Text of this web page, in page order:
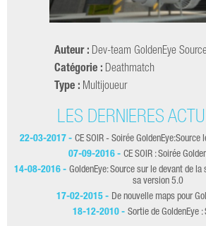
Auteur : Dev-team GoldenEye
Catégorie : Deathmatch
Type : Multijoueur
LES DERNIÈRES
22-03-2017 - CE SOIR - Soirée
07-09-2016 - CE SOIR : Soirée
14-08-2016 - GoldenEye: Source sur le devant de
sa version 5.0
17-02-2015 - De nouvelle maps pour
18-12-2010 - Sortie de GoldenEye :